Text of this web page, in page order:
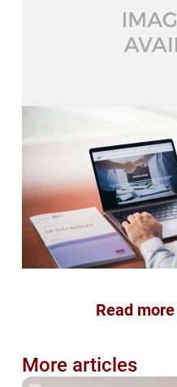
Read
More articles